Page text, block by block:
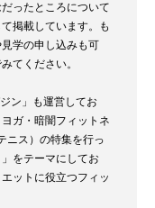
ったところについて
掲載しています。も
学の申し込みも可
てください。
ン」も運営してお
ガ・暗闇フィットネ
ニス）の特集を行っ
をテーマにしてお
ットに役立つフィッ